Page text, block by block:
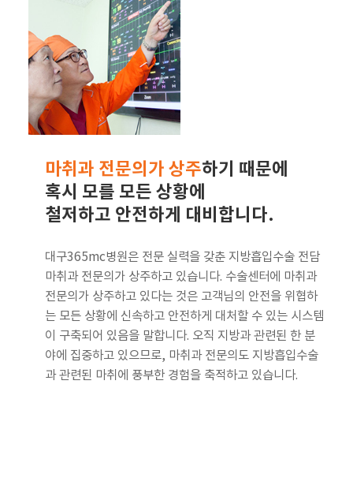
마취과 전문의가 상주하기 때문에
혹시 모를 모든 상황에
철저하고 안전하게 대비합니다.
대구365mc병원은 전문 실력을 갖춘 지방흡입수술 전담
마취과 전문의가 상주하고 있습니다. 수술센터에 마취과
전문의가 상주하고 있다는 것은 고객님의 안전을 위협하
는 모든 상황에 신속하고 안전하게 대처할 수 있는 시스템
이 구축되어 있음을 말합니다. 오직 지방과 관련된 한 분
야에 집중하고 있으므로, 마취과 전문의도 지방흡입수술
과 관련된 마취에 풍부한 경험을 축적하고 있습니다.